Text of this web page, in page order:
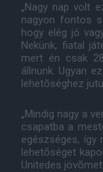
„Nagy nap volt
nagyon fontos
hogy elég jó
Nekünk, fiatal
mert én csak
állnunk. Ugyan
lehetõséghez
„Mindig nagy a
csapatba a
egészséges, így
lehetõséget
Unitedes jövõmet